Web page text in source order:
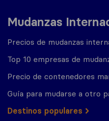
Mudanzas
Precios de mudanzas
Top 10 empresas de
Precio de contenedores
Guía para mudarse a otro
Destinos populares